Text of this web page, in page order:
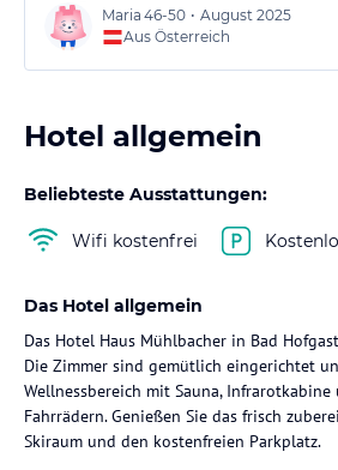
Maria 46-50 • August 2025
Aus Österreich
Hotel allgemein
Beliebteste Ausstattungen:
Wifi kostenfrei
Das Hotel allgemein
Das Hotel Haus Mühlbacher in Bad
Die Zimmer sind gemütlich eingerichtet
Wellnessbereich mit Sauna,
Fahrrädern. Genießen Sie das frisch
Skiraum und den kostenfreien Parkplatz.